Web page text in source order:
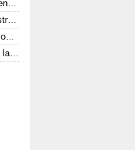
Udinese, Bayo: "Bello finire il precampionato vincendo contro una grande come il Barcellona davanti a un fantastico pubblico"
Udinese, Karlstrom in conferenza: "Volevamo mostrare di essere pronti per la stagione"
Fedriga: "La FVG Cup è stata un successo e racconta quanto lontano possiamo arrivare come regione"
Italia, l'annuncio di Malagò: "Diana Bianchedi sarà la nuova capodelegazione della Nazionale"